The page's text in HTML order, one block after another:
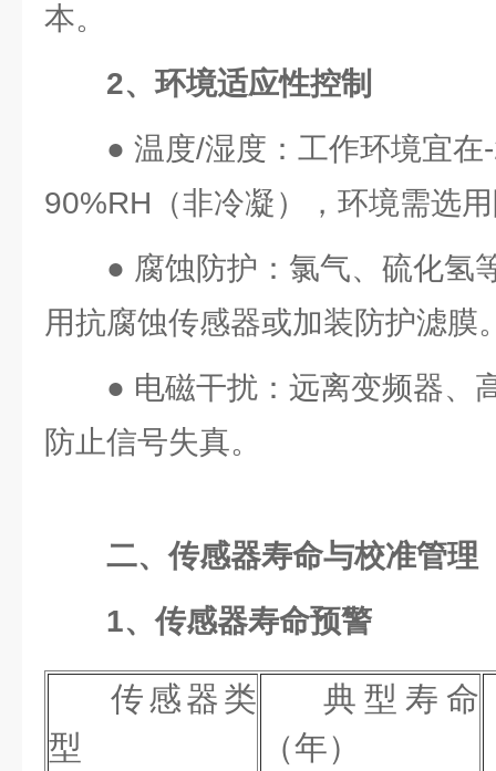
本。
2、环境适应性控制
● 温度/湿度：工作环境宜
90%RH（非冷凝），环境需选
● 腐蚀防护：氯气、硫化氢
用抗腐蚀传感器或加装防护滤膜
● 电磁干扰：远离变频器、
防止信号失真。
二、传感器寿命与校准管理
1、传感器寿命预警
传感器类
型
典型寿命
（年）